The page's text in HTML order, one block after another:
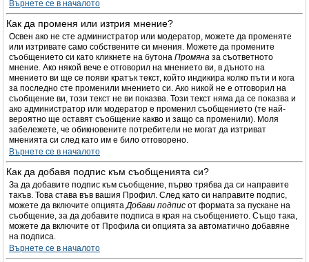
Върнете се в началото
Как да променя или изтрия мнение?
Освен ако не сте администратор или модератор, можете да променяте
или изтривате само собствените си мнения. Можете да промените
съобщението си като кликнете на бутона Промяна за съответното
мнение. Ако някой вече е отговорил на мнението ви, в дъното на
мнението ви ще се появи кратък текст, който индикира колко пъти и кога
за последно сте променили мнението си. Ако никой не е отговорил на
съобщение ви, този текст не ви показва. Този текст няма да се показва и
ако администратор или модератор е променил съобщението (те най-
вероятно ще оставят съобщение какво и защо са променили). Моля
забележете, че обикновените потребители не могат да изтриват
мненията си след като им е било отговорено.
Върнете се в началото
Как да добавя подпис към съобщенията си?
За да добавите подпис към съобщение, първо трябва да си направите
такъв. Това става във вашия Профил. След като си направите подпис,
можете да включите опциятаДобави подпис от формата за пускане на
съобщение, за да добавите подписа в края на съобщението. Също така,
можете да включите от Профила си опцията за автоматично добавяне
на подписа.
Върнете се в началото